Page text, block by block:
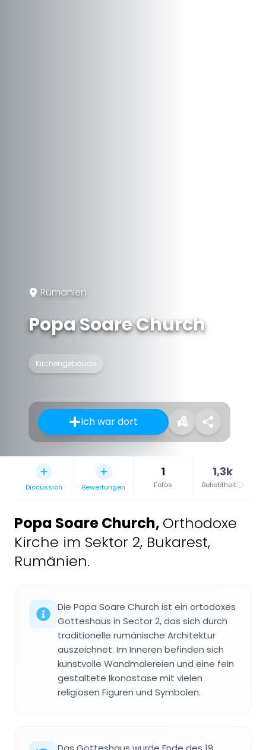
Rumänien
Popa Soare Church
Kirchengebäude
Ich war dort
Discussion Bewertungen
1
Fotos
1,3k
Beliebtheit
Popa Soare Church, Orthodoxe
Kirche im Sektor 2, Bukarest,
Rumänien.
Die Popa Soare Church ist ein ortodoxes
Gotteshaus in Sector 2, das sich durch
traditionelle rumänische Architektur
auszeichnet. Im Inneren befinden sich
kunstvolle Wandmalereien und eine fein
gestaltete Ikonostase mit vielen
religiosen Figuren und Symbolen.